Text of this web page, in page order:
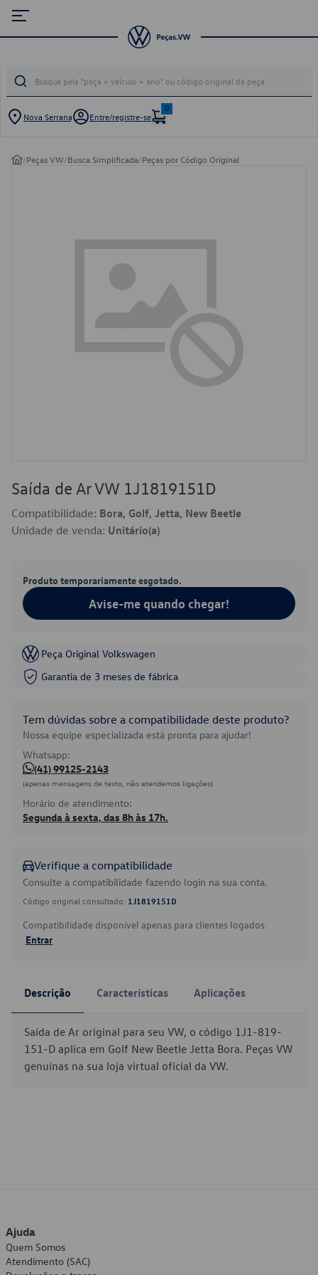
Nova Serrana Entre/registre-se
0
/Peças VW/Busca Simplificada/Peças por Código Original
Saída de Ar VW 1J1819151D
Compatibilidade: Bora, Golf, Jetta, New Beetle
Unidade de venda: Unitário(a)
Produto temporariamente esgotado.
Avise-me quando chegar!
Peça Original Volkswagen
Garantia de 3 meses de fábrica
Tem dúvidas sobre a compatibilidade deste produto?
Nossa equipe especializada está pronta para ajudar!
Whatsapp:
(41) 99125-2143
(apenas mensagens de texto, não atendemos ligações)
Horário de atendimento:
Segunda à sexta, das 8h às 17h.
Verifique a compatibilidade
Consulte a compatibilidade fazendo login na sua conta.
Código original consultado: 1J1819151D
Compatibilidade disponível apenas para clientes logados.
Entrar
Descrição Características Aplicações
Saída de Ar original para seu VW, o código 1J1-819-
151-D aplica em Golf New Beetle Jetta Bora. Peças VW
genuínas na sua loja virtual oficial da VW.
Ajuda
Quem Somos
Atendimento (SAC)